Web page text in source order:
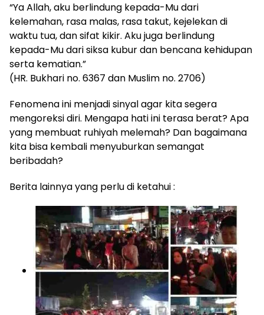
“Ya Allah, aku berlindung kepada-Mu dari
kelemahan, rasa malas, rasa takut, kejelekan di
waktu tua, dan sifat kikir. Aku juga berlindung
kepada-Mu dari siksa kubur dan bencana kehidupan
serta kematian.”
(HR. Bukhari no. 6367 dan Muslim no. 2706)
Fenomena ini menjadi sinyal agar kita segera
mengoreksi diri. Mengapa hati ini terasa berat? Apa
yang membuat ruhiyah melemah? Dan bagaimana
kita bisa kembali menyuburkan semangat
beribadah?
Berita lainnya yang perlu di ketahui :